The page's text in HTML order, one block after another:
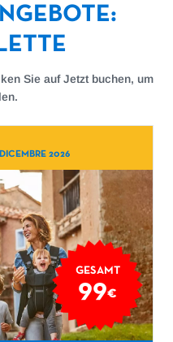
:
Sie auf Jetzt buchen, um
2026
GESAMT
99€